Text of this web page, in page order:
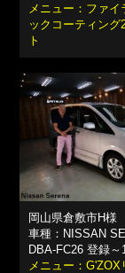
メニュー：ファイ
ックコーティング
ト
岡山県倉敷市H様
車種：NISSAN
DBA-FC26 登録～
メニュー：G'ZOX